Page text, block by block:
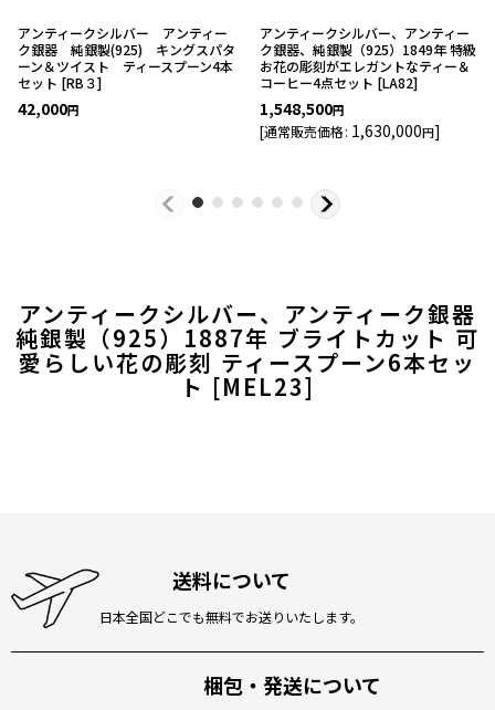
アンティークシルバー、アンティーク銀器
純銀製（925）1887年 ブライトカット 可
愛らしい花の彫刻 ティースプーン6本セッ
ト [MEL23]
アンティークシルバー アンティー
ク銀器 純銀製(925) キングスパタ
ーン＆ツイスト ティースプーン4本
セット [RB３]
42,000円
アンティークシルバー、アンティー
ク銀器、純銀製（925）1849年 特級
お花の彫刻がエレガントなティー＆
コーヒー4点セット [LA82]
1,548,500円
[通常販売価格: 1,630,000円]
送料について
日本全国どこでも無料でお送りいたします。
梱包・発送について